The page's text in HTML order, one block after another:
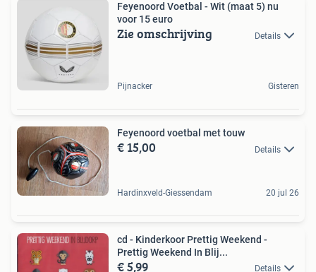
Feyenoord Voetbal - Wit (maat 5) nu
voor 15 euro
Zie omschrijving Details
Pijnacker Gisteren
Feyenoord voetbal met touw
€ 15,00 Details
Hardinxveld-Giessendam 20 jul 26
cd - Kinderkoor Prettig Weekend -
Prettig Weekend In Blij...
€ 5,99 Details